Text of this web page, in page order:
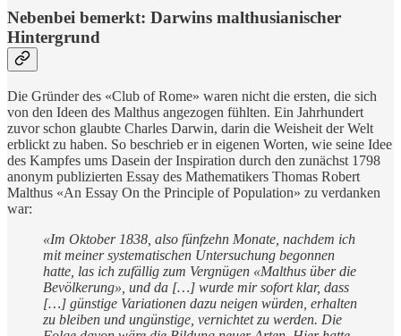
Nebenbei bemerkt: Darwins malthusianischer
Hintergrund
Die Gründer des «Club of Rome» waren nicht die ersten, die sich
von den Ideen des Malthus angezogen fühlten. Ein Jahrhundert
zuvor schon glaubte Charles Darwin, darin die Weisheit der Welt
erblickt zu haben. So beschrieb er in eigenen Worten, wie seine Idee
des Kampfes ums Dasein der Inspiration durch den zunächst 1798
anonym publizierten Essay des Mathematikers Thomas Robert
Malthus «An Essay On the Principle of Population» zu verdanken
war:
«Im Oktober 1838, also fünfzehn Monate, nachdem ich
mit meiner systematischen Untersuchung begonnen
hatte, las ich zufällig zum Vergnügen «Malthus über die
Bevölkerung», und da […] wurde mir sofort klar, dass
[…] günstige Variationen dazu neigen würden, erhalten
zu bleiben und ungünstige, vernichtet zu werden. Die